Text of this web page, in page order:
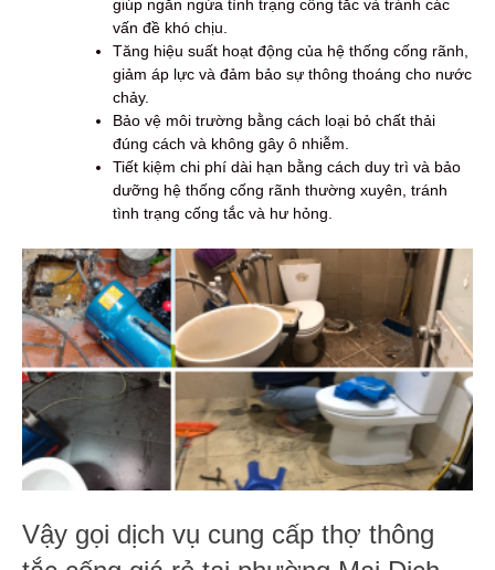
giúp ngăn ngừa tình trạng cống tắc và tránh các
vấn đề khó chịu.
Tăng hiệu suất hoạt động của hệ thống cống rãnh,
giảm áp lực và đảm bảo sự thông thoáng cho nước
chảy.
Bảo vệ môi trường bằng cách loại bỏ chất thải
đúng cách và không gây ô nhiễm.
Tiết kiệm chi phí dài hạn bằng cách duy trì và bảo
dưỡng hệ thống cống rãnh thường xuyên, tránh
tình trạng cống tắc và hư hỏng.
Vậy gọi dịch vụ cung cấp thợ thông